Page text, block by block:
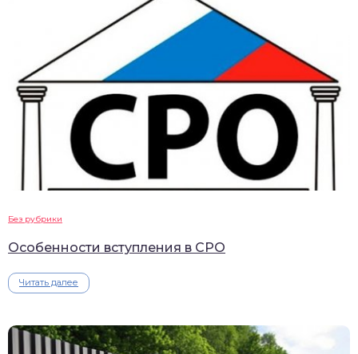
Без рубрики
Особенности вступления в СРО
Читать далее